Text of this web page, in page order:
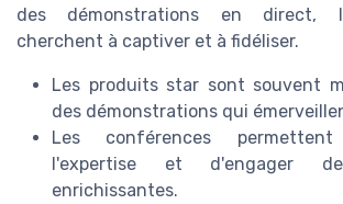
des démonstrations en direct,
cherchent à captiver et à fidéliser.
Les produits star sont souvent
des démonstrations qui
Les conférences
l'expertise et d'engager
enrichissantes.